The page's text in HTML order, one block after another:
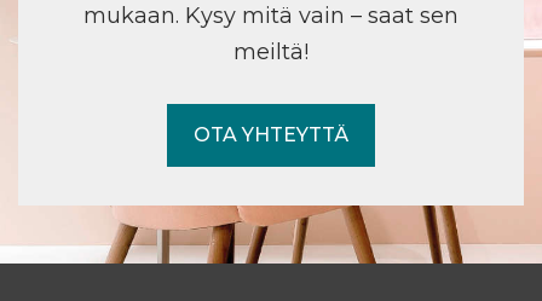
mukaan. Kysy mitä vain – saat sen
meiltä!
OTA YHTEYTTÄ